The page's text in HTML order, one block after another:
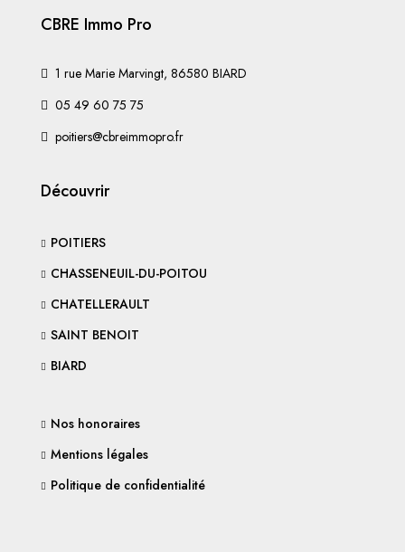
CBRE Immo Pro
1 rue Marie Marvingt, 86580 BIARD
05 49 60 75 75
poitiers@cbreimmopro.fr
Découvrir
POITIERS
CHASSENEUIL-DU-POITOU
CHATELLERAULT
SAINT BENOIT
BIARD
Nos honoraires
Mentions légales
Politique de confidentialité